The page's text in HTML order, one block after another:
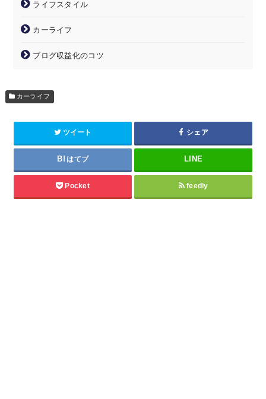
ライフスタイル
カーライフ
ブログ収益化のコツ
カーライフ
ツイート シェア
はてブ
Pocket feedly